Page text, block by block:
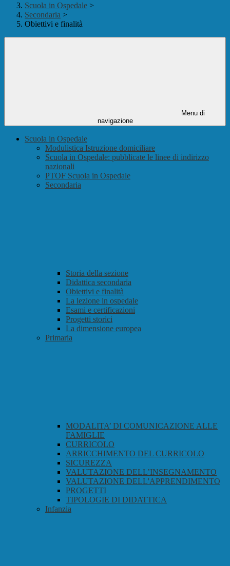
Scuola in Ospedale >
Secondaria >
Obiettivi e finalità
Menu di
navigazione
Scuola in Ospedale
Modulistica Istruzione domiciliare
Scuola in Ospedale: pubblicate le linee di indirizzo
nazionali
PTOF Scuola in Ospedale
Secondaria
Storia della sezione
Didattica secondaria
Obiettivi e finalità
La lezione in ospedale
Esami e certificazioni
Progetti storici
La dimensione europea
Primaria
MODALITA’ DI COMUNICAZIONE ALLE
FAMIGLIE
CURRICOLO
ARRICCHIMENTO DEL CURRICOLO
SICUREZZA
VALUTAZIONE DELL’INSEGNAMENTO
VALUTAZIONE DELL'APPRENDIMENTO
PROGETTI
TIPOLOGIE DI DIDATTICA
Infanzia